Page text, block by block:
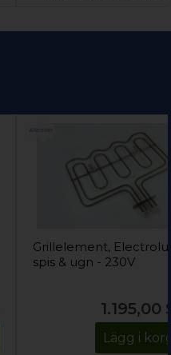
Grillelement,
spis & ugn - 230V
1.195,00
Lägg i